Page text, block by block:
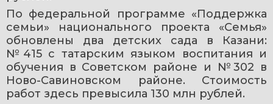
По федеральной программе «Поддержка
семьи» национального проекта «Семья»
обновлены два детских сада в Казани:
№415 с татарским языком воспитания и
обучения в Советском районе и №302 в
Ново-Савиновском районе. Стоимость
работ здесь превысила 130 млн рублей.